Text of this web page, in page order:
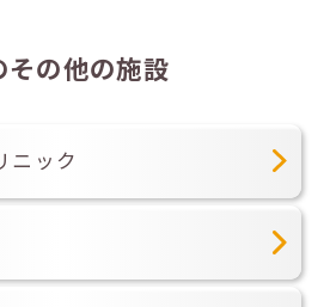
の他の施設
ニック